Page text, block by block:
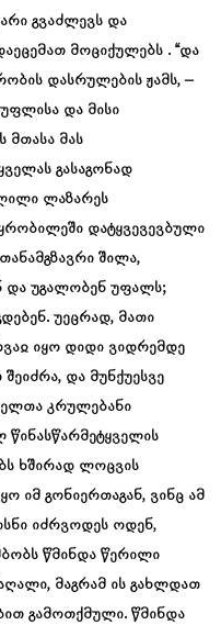
გვაძლევს და
მოციქულებს . “და
დასრულების ჟამს, –
და მისი
მთასა მას
გასაგონად
ლაზარეს
დატყვევევბული
შილა,
უგალობენ უფალს;
უეცრად, მათი
იყო დიდი ვიდრემდე
და მუნქუესვე
კრულებანი
წინასწარმეტყველის
ხშირად ლოცვის
იმ გონიერთაგან, ვინც ამ
იძრვოდეს ოდენ,
წმინდა წერილი
მაგრამ ის გახლდათ
გამოთქმული. წმინდა